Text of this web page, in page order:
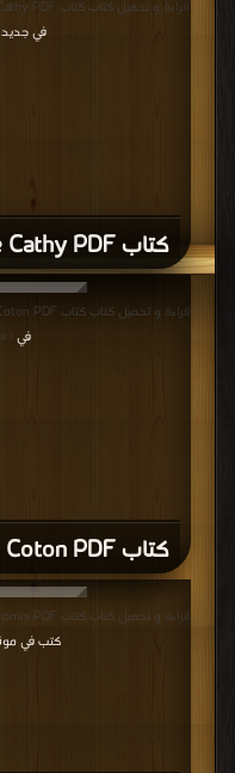
كتاب le conte La rentrée de Cathy PDF
قراءة و تحميل كتاب كتاب le conte La rentrée de Cathy PDF مجانا | مكتبة >
في جديد
كتاب Conte Les Champs de Coton PDF
قراءة و تحميل كتاب كتاب Conte Les Champs de Coton PDF مجانا | مكتبة >
في
|
قراءة و تحميل كتاب كتاب le conte De la magie, c'est promis PDF مجانا | مكتبة >
كتب في